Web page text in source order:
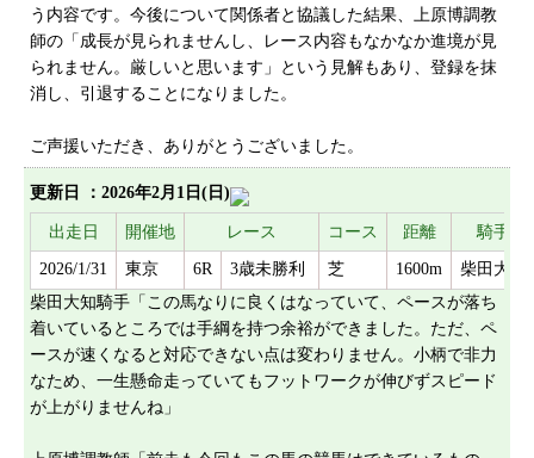
う内容です。今後について関係者と協議した結果、上原博調教
師の「成長が見られませんし、レース内容もなかなか進境が見
られません。厳しいと思います」という見解もあり、登録を抹
消し、引退することになりました。
ご声援いただき、ありがとうございました。
更新日 ：2026年2月1日(日)
出走日 開催地 レース コース 距離 騎手
2026/1/31 東京 6R 3歳未勝利 芝 1600m
柴田大知
柴田大知騎手「この馬なりに良くはなっていて、ペースが落ち
着いているところでは手綱を持つ余裕ができました。ただ、ペ
ースが速くなると対応できない点は変わりません。小柄で非力
なため、一生懸命走っていてもフットワークが伸びずスピード
が上がりませんね」
プライバシーポリシー
サイトマップ